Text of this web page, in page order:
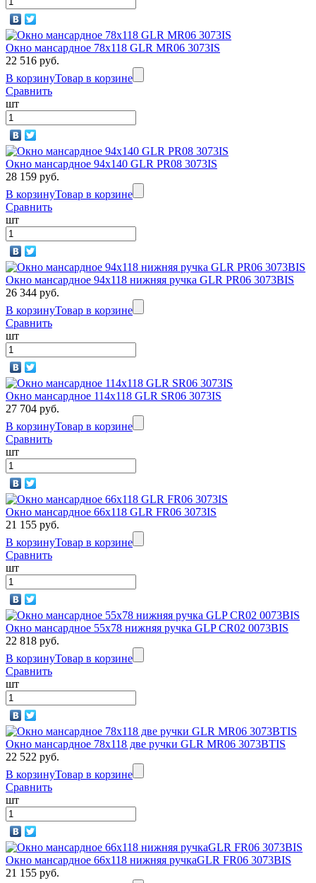
Окно мансардное 78x118 GLR MR06 3073IS
22 516 руб.
В корзинуТовар в корзине
Сравнить
шт
Окно мансардное 94x140 GLR PR08 3073IS
28 159 руб.
В корзинуТовар в корзине
Сравнить
шт
Окно мансардное 94x118 нижняя ручка GLR PR06 3073BIS
26 344 руб.
В корзинуТовар в корзине
Сравнить
шт
Окно мансардное 114x118 GLR SR06 3073IS
27 704 руб.
В корзинуТовар в корзине
Сравнить
шт
Окно мансардное 66x118 GLR FR06 3073IS
21 155 руб.
В корзинуТовар в корзине
Сравнить
шт
Окно мансардное 55x78 нижняя ручка GLP CR02 0073BIS
22 818 руб.
В корзинуТовар в корзине
Сравнить
шт
Окно мансардное 78x118 две ручки GLR MR06 3073BTIS
22 522 руб.
В корзинуТовар в корзине
Сравнить
шт
Окно мансардное 66x118 нижняя ручкаGLR FR06 3073BIS
21 155 руб.